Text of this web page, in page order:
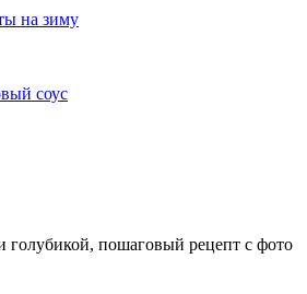
на зиму
соус
голубикой, пошаговый рецепт с фото